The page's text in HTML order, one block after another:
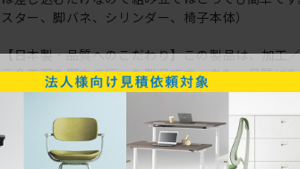
スター、脚バネ、シリンダー、椅子本体）
【日本製・品質へのこだわり】この製品は、加工
う全工程を国内で行った製品です。また、品質に
り、ISO9001 認定工場の 生産ラインで生産されて
【最大3年保証】イトーキだからできる安心のメ
年保証：外観表面仕上げ ●2年保証：機構部・